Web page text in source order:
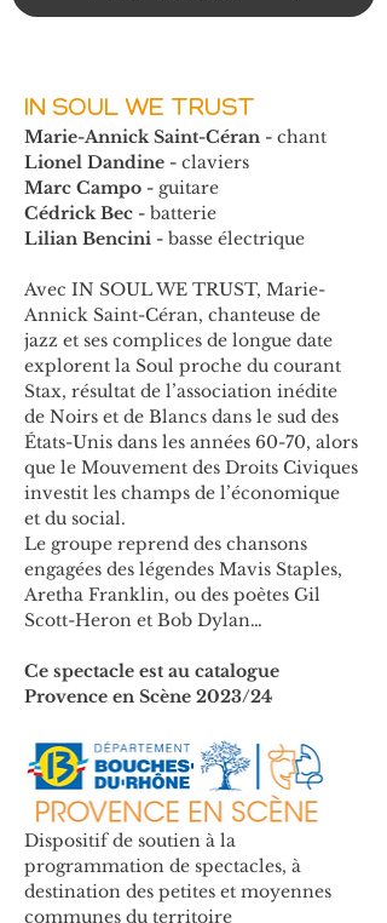
IN SOUL WE TRUST
Marie-Annick Saint-Céran - chant
Lionel Dandine - claviers
Marc Campo - guitare
Cédrick Bec - batterie
Lilian Bencini - basse électrique
Avec IN SOUL WE TRUST, Marie-
Annick Saint-Céran, chanteuse de
jazz et ses complices de longue date
explorent la Soul proche du courant
Stax, résultat de l’association inédite
de Noirs et de Blancs dans le sud des
États-Unis dans les années 60-70, alors
que le Mouvement des Droits Civiques
investit les champs de l’économique
et du social.
Le groupe reprend des chansons
engagées des légendes Mavis Staples,
Aretha Franklin, ou des poètes Gil
Scott-Heron et Bob Dylan…
Ce spectacle est au catalogue
Provence en Scène 2023/24
Dispositif de soutien à la
programmation de spectacles, à
destination des petites et moyennes
communes du territoire